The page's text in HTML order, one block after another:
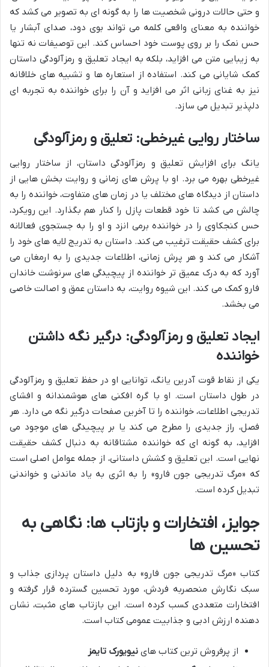
و حتی حالات درونی شخصیت ها را به گونه ای به تصویر می کشد که
خواننده به معنای واقعی کلمه می تواند بوی دود، صدای آبشار یا
حس نمک را بر روی پوست خود احساس کند. این توصیفات نه تنها
به زیبایی متن می افزاید، بلکه به ایجاد تعلیق و رمزآلودگی داستان
کمک شایانی می کند. استفاده از استعاره ها و تشبیه های خلاقانه
نیز به غنای زبانی اثر می افزاید و آن را برای خواننده به تجربه ای
دلپذیر تبدیل می سازد.
ساختار روایی غیرخطی: تعلیق و رمزآلودگی
یانگ برای افزایش تعلیق و رمزآلودگی داستان، از ساختار روایی
غیرخطی بهره می برد. او با پرش های زمانی و روایت بخش هایی از
داستان از دیدگاه های مختلف یا در زمان های متفاوت، خواننده را به
چالش می کشد تا خود قطعات پازل را کنار هم بگذارد. این رویکرد،
حس کنجکاوی را در خواننده برمی انزد و او را به جستجوی فعالانه
برای کشف حقیقت ترغیب می کند. داستان به تدریج لایه های خود را
آشکار می کند و هر پرش زمانی، اطلاعات جدیدی را به ارمغان می
آورد که به درک عمیق تر خواننده از پیچیدگی های سرنوشت خاندان
فارو کمک می کند. این شیوه روایت، به داستان عمق و اصالت خاصی
می بخشد.
ایجاد تعلیق و رمزآلودگی: درگیر نگه داشتن
خواننده
یکی از نقاط قوت آدرین یانگ، توانایی او در حفظ تعلیق و رمزآلودگی
در طول داستان است. او با گره افکنی های هوشمندانه و افشای
تدریجی اطلاعات، خواننده را تا آخرین صفحات درگیر نگه می دارد. هر
فصل، راز جدیدی را مطرح می کند یا بر پیچیدگی های موجود می
افزاید، به گونه ای که خواننده مشتاقانه به دنبال کشف حقیقت
نهایی است. این تعلیق و کشش داستانی، از جمله عوامل اصلی است
که «مرگ تدریجی جون فارو» را به اثری به یاد ماندنی و خواندنی
تبدیل کرده است.
جوایز، افتخارات و بازتاب ها: نگاهی به
تحسین ها
کتاب «مرگ تدریجی جون فارو» به دلیل داستان پردازی جذاب و
سبک نگارش منحصربه فردش، مورد تحسین گسترده قرار گرفته و
افتخارات متعددی کسب کرده است. این بازتاب های مثبت، نشان
دهنده ارزش ادبی و جذابیت عمومی کتاب است.
از پرفروش ترین کتاب های نیویورک تایمز